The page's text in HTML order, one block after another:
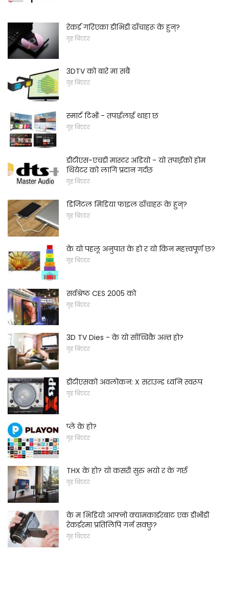
रेकर्ड गरिएका डीभिडी ढाँचाहरू के हुन्?
गृह थिएटर
3DTV को बारे मा सबै
गृह थिएटर
स्मार्ट टिभी - तपाईलाई थाहा छ
गृह थिएटर
डीटीएस-एचडी मास्टर अडियो - यो तपाईंको होम
थियेटर को लागि प्रदान गर्दछ
गृह थिएटर
डिजिटल मिडिया फाइल ढाँचाहरू के हुन्?
गृह थिएटर
के यो पहलू अनुपात के हो र यो किन महत्त्वपूर्ण छ?
गृह थिएटर
सर्वश्रेष्ठ CES 2005 को
गृह थिएटर
3D TV Dies - के यो साँच्चिकै अन्त हो?
गृह थिएटर
डीटीएसको अवलोकन: X सराउन्ड ध्वनि स्वरूप
गृह थिएटर
प्ले के हो?
गृह थिएटर
THX के हो? यो कसरी सुरु भयो र के गर्छ
गृह थिएटर
के म भिडियो आफ्नो क्यामकार्डरबाट एक डीभीडी
रेकर्डरमा प्रतिलिपि गर्न सक्छु?
गृह थिएटर